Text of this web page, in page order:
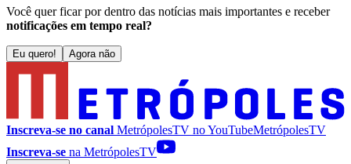
Você quer ficar por dentro das notícias mais importantes e receber
notificações em tempo real?
Eu quero! Agora não
Inscreva-se no canal MetrópolesTV noYouTubeMetrópolesTV
Inscreva-se na MetrópolesTV